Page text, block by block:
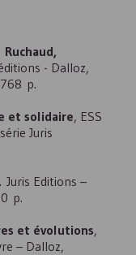
- Dalloz,
p.
et solidaire, ESS
Juris
Juris Editions –
p.
et évolutions,
– Dalloz,